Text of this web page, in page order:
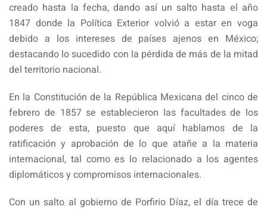
creado hasta la fecha, dando así un salto hasta el año
1847 donde la Política Exterior volvió a estar en voga
debido a los intereses de países ajenos en México;
destacando lo sucedido con la pérdida de más de la mitad
del territorio nacional.
En la Constitución de la República Mexicana del cinco de
febrero de 1857 se establecieron las facultades de los
poderes de esta, puesto que aquí hablamos de la
ratificación y aprobación de lo que atañe a la materia
internacional, tal como es lo relacionado a los agentes
diplomáticos y compromisos internacionales.
Con un salto al gobierno de Porfirio Díaz, el día trece de